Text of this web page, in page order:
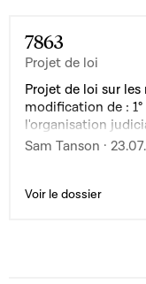
7863
Projet de loi
Projet de loi sur
modification de :
l'organisation
novembre 1996
loi modifiée du 7
Sam Tanson ·
Voir le dossier